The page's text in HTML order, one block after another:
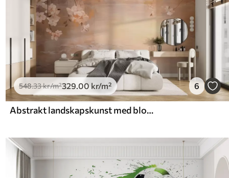
548.33kr/m²329.00 kr/m² 6
Abstrakt landskapskunst med blomstrende grener og hvite blomster som henger over en innsjø, myke pastellfarger